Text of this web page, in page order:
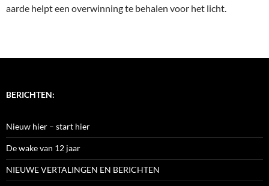
aarde helpt een overwinning te behalen voor het licht.
BERICHTEN:
Nieuw hier – start hier
De wake van 12 jaar
NIEUWE VERTALINGEN EN BERICHTEN